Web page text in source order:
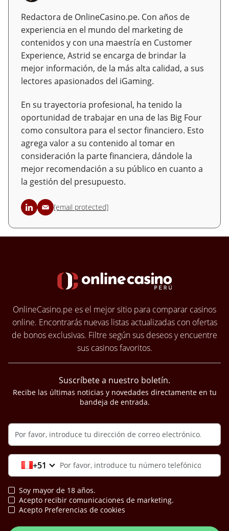
Redactora de OnlineCasino.pe. Con años de
experiencia en el mundo del marketing de
contenidos y con una maestría en Customer
Experience, Astrid se encarga de brindar la
mejor información, de la más alta calidad, a sus
lectores apasionados del iGaming.
En su trayectoria profesional, ha tenido la
oportunidad de trabajar en una de las Big Four
como consultora para el sector financiero. Esto
agrega valor a su contenido al tomar en
consideración la parte financiera, dándole la
mejor recomendación a su público en cuanto a
la gestión del presupuesto.
[email protected]
OnlineCasino.pe es el mejor sitio para comparar casinos
online. Encontrarás nuevas listas actualizadas con ofertas
de bonos exclusivas. Filtre según sus deseos y encuentre
sus casinos favoritos.
Suscríbete a nuestro boletín.
Recibe las últimas noticias y novedades directamente en tu
bandeja de entrada.
+51
Soy mayor de 18 años.
Acepto recibir comunicaciones de marketing.
Acepto Preferencias de cookies